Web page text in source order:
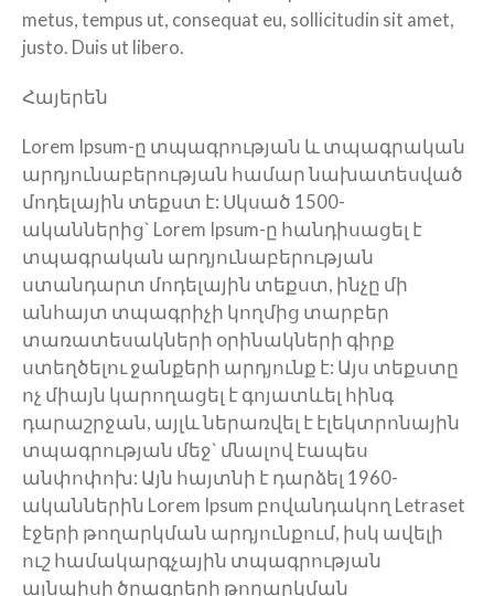
metus, tempus ut, consequat eu, sollicitudin sit amet,
justo. Duis ut libero.
Հայերեն
Lorem Ipsum-ը տպագրության և տպագրական
արդյունաբերության համար նախատեսված
մոդելային տեքստ է: Սկսած 1500-
ականներից` Lorem Ipsum-ը հանդիսացել է
տպագրական արդյունաբերության
ստանդարտ մոդելային տեքստ, ինչը մի
անհայտ տպագրիչի կողմից տարբեր
տառատեսակների օրինակների գիրք
ստեղծելու ջանքերի արդյունք է: Այս տեքստը
ոչ միայն կարողացել է գոյատևել հինգ
դարաշրջան, այլև ներառվել է էլեկտրոնային
տպագրության մեջ` մնալով էապես
անփոփոխ: Այն հայտնի է դարձել 1960-
ականներին Lorem Ipsum բովանդակող Letraset
էջերի թողարկման արդյունքում, իսկ ավելի
ուշ համակարգչային տպագրության
այնպիսի ծրագրերի թողարկման